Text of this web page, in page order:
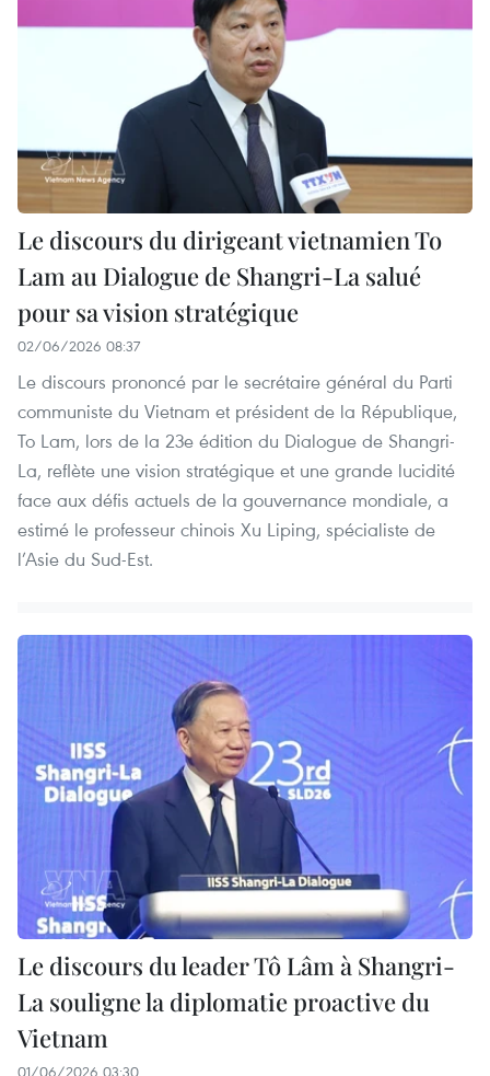
Le discours du dirigeant vietnamien To
Lam au Dialogue de Shangri-La salué
pour sa vision stratégique
02/06/2026 08:37
Le discours prononcé par le secrétaire général du Parti
communiste du Vietnam et président de la République,
To Lam, lors de la 23e édition du Dialogue de Shangri-
La, reflète une vision stratégique et une grande lucidité
face aux défis actuels de la gouvernance mondiale, a
estimé le professeur chinois Xu Liping, spécialiste de
l’Asie du Sud-Est.
Le discours du leader Tô Lâm à Shangri-
La souligne la diplomatie proactive du
Vietnam
01/06/2026 03:30